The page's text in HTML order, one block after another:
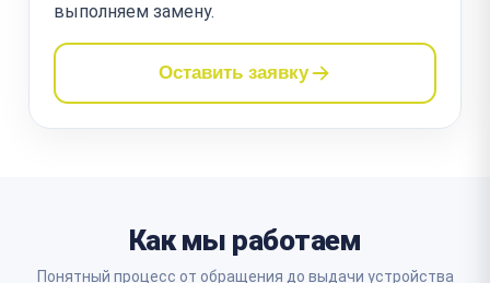
выполняем замену.
Оставить заявку
Как мы работаем
Понятный процесс от обращения до выдачи устройства